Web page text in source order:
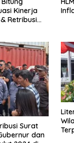
Retribusi
Surat
dan